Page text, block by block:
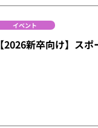
イベント
【2026新卒向け】ス